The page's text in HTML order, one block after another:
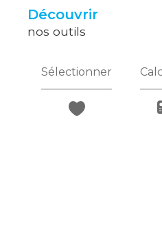
découvrir
nos outils
Sélectionner